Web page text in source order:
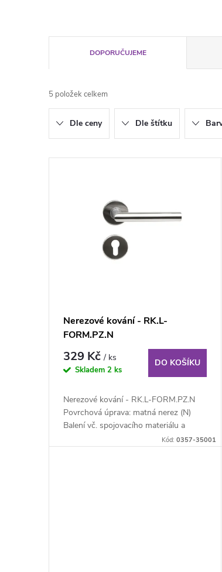
a
z
e
n
DOPORUČUJEME
5 položek celkem
Dle ceny Dle štítku
Nerezové kování - RK.L-
FORM.PZ.N
329 Kč/ ks
Skladem 2 ks
DO KOŠÍKU
Nerezové kování - RK.L-FORM.PZ.N
Povrchová úprava: matná nerez (N)
Balení vč. spojovacího materiálu a
Kód:0357-35001